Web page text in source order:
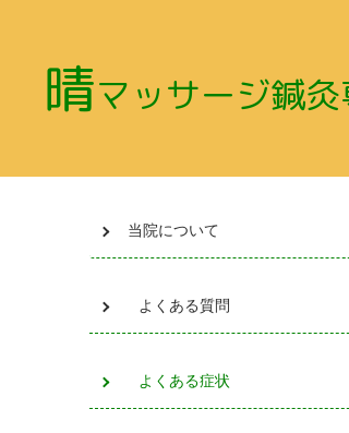
晴マッサージ鍼
当院について
よくある質問
よくある症状